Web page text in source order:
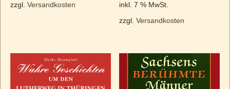
zzgl. Versandkosten inkl. 7 % MwSt.
zzgl.Versandkosten